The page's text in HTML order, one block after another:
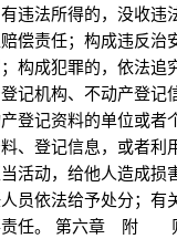
违法所得的，没收违
偿责任；构成违反治
；构成犯罪的，依
记机构、不动产登记
登记资料的单位或者
、登记信息，或者利
活动，给他人造成损
员依法给予处分；有
事责任。 第六章